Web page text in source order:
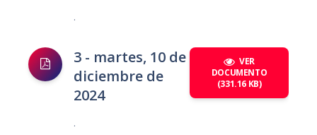
.
3 - martes, 10 de
diciembre de
2024
VER
DOCUMENTO
(331.16 KB)
.